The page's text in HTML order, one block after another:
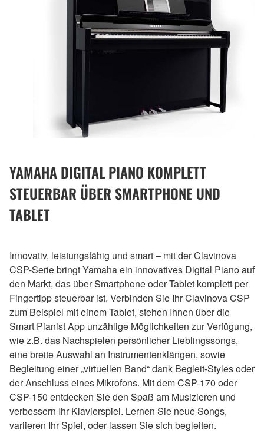
YAMAHA DIGITAL PIANO KOMPLETT
STEUERBAR ÜBER SMARTPHONE UND
TABLET
Innovativ, leistungsfähig und smart – mit der Clavinova
CSP-Serie bringt Yamaha ein innovatives Digital Piano auf
den Markt, das über Smartphone oder Tablet komplett per
Fingertipp steuerbar ist. Verbinden Sie Ihr Clavinova CSP
zum Beispiel mit einem Tablet, stehen Ihnen über die
Smart Pianist App unzählige Möglichkeiten zur Verfügung,
wie z.B. das Nachspielen persönlicher Lieblingssongs,
eine breite Auswahl an Instrumentenklängen, sowie
Begleitung einer „virtuellen Band“ dank Begleit-Styles oder
der Anschluss eines Mikrofons. Mit dem CSP-170 oder
CSP-150 entdecken Sie den Spaß am Musizieren und
verbessern Ihr Klavierspiel. Lernen Sie neue Songs,
variieren Ihr Spiel, oder lassen Sie sich begleiten.